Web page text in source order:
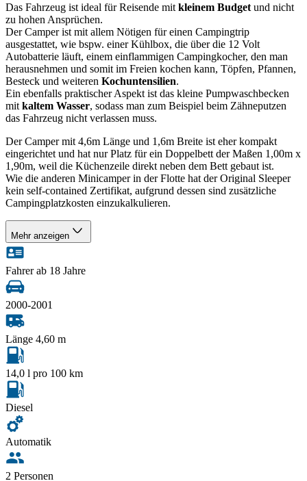
Das Fahrzeug ist ideal für Reisende mit kleinem Budget und nicht
zu hohen Ansprüchen.
Der Camper ist mit allem Nötigen für einen Campingtrip
ausgestattet, wie bspw. einer Kühlbox, die über die 12 Volt
Autobatterie läuft, einem einflammigen Campingkocher, den man
herausnehmen und somit im Freien kochen kann, Töpfen, Pfannen,
Besteck und weiteren Kochuntensilien.
Ein ebenfalls praktischer Aspekt ist das kleine Pumpwaschbecken
mit kaltem Wasser, sodass man zum Beispiel beim Zähneputzen
das Fahrzeug nicht verlassen muss.
Der Camper mit 4,6m Länge und 1,6m Breite ist eher kompakt
eingerichtet und hat nur Platz für ein Doppelbett der Maßen 1,00m x
1,90m, weil die Küchenzeile direkt neben dem Bett gebaut ist.
Wie die anderen Minicamper in der Flotte hat der Original Sleeper
kein self-contained Zertifikat, aufgrund dessen sind zusätzliche
Campingplatzkosten einzukalkulieren.
Mehr anzeigen
Fahrer ab 18 Jahre
2000-2001
Länge 4,60 m
14,0 l pro 100 km
Diesel
Automatik
2 Personen